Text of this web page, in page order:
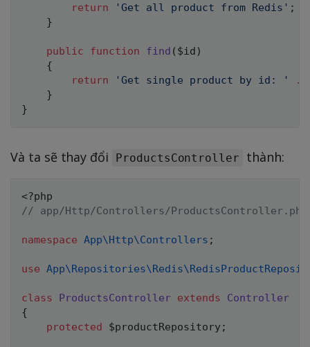
return
'Get all product from Redis' ;
}
public function find ( $id )
{
return
'Get single product by id: ' .
}
}
Và ta sẽ thay đổi ProductsController thành:
<?php
// app/Http/Controllers/ProductsController.php
namespace App\Http\Controllers ;
use App\Repositories\Redis\
class ProductsController extends
Controller
{
protected
$productRepository;